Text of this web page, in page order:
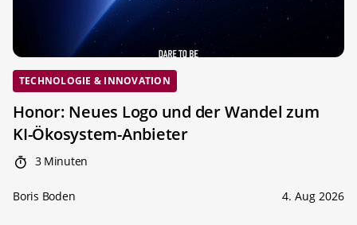
TECHNOLOGIE & INNOVATION
Honor: Neues Logo und der Wandel zum
KI-Ökosystem-Anbieter
3 Minuten
Boris Boden 4. Aug 2026